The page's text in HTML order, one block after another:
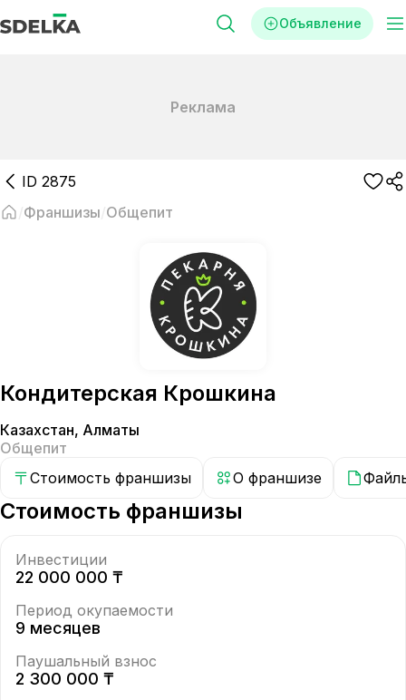
Объявление
Реклама
ID 2875
Франшизы Общепит
Кондитерская Крошкина
Казахстан, Алматы
Общепит
Стоимость франшизы
О франшизе
Стоимость франшизы
Инвестиции
22 000 000 ₸
Период окупаемости
9 месяцев
Паушальный взнос
2 300 000 ₸